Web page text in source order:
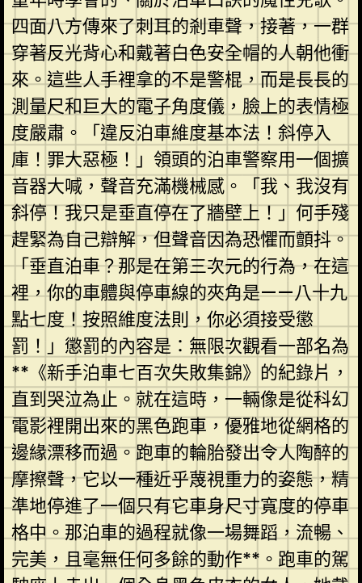
四面八方傳來了刺耳的剎車聲，接著，一群
穿著反光背心和戴著白色安全帽的人朝他衝
來。這些人手裡拿的不是警棍，而是長長的
測量尺和巨大的電子角度儀，臉上的表情極
度嚴肅。「違反泊車維度基本法！斜停入
庫！罪大惡極！」領頭的泊車警察用一個擴
音器大喊，聲音充滿機械感。「我、我沒有
斜停！我只是垂直停在了牆壁上！」何手殘
趕緊為自己辯解，但聲音因為恐懼而顫抖。
「垂直泊車？那是在第三次元的行為，在這
裡，你的車體與停車線的夾角是——八十九
點七度！按照維度法則，你必須接受懲
罰！」懲罰的內容是：無限次觀看一部名為
**《新手泊車七百次失敗集錦》的紀錄片，
直到哭泣為止。就在這時，一輛像是從科幻
電影裡開出來的黑色跑車，優雅地從網格的
邊緣漂移而過。跑車的輪胎發出令人陶醉的
摩擦聲，它以一種近乎蔑視重力的姿態，精
準地停進了一個只有它車身尺寸寬度的停車
格中。那泊車的過程就像一場舞蹈，流暢、
完美，且毫無任何多餘的動作**。跑車的駕